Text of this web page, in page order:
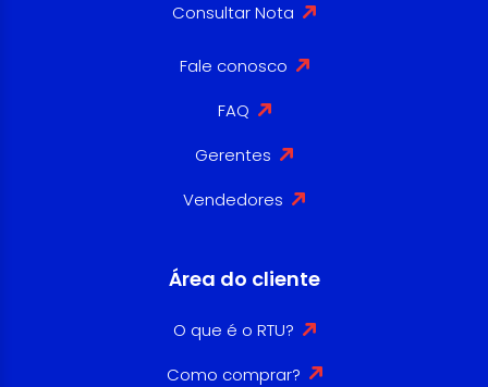
Consultar Nota
Fale conosco
FAQ
Gerentes
Vendedores
Área do cliente
O que é o RTU?
Como comprar?